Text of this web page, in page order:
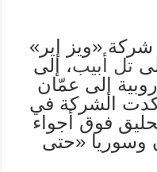
شركة «ويز إير»
تل أبيب، إلى
إلى عمّان
وأكدت الشركة في
فوق أجواء
وسوريا «حتى